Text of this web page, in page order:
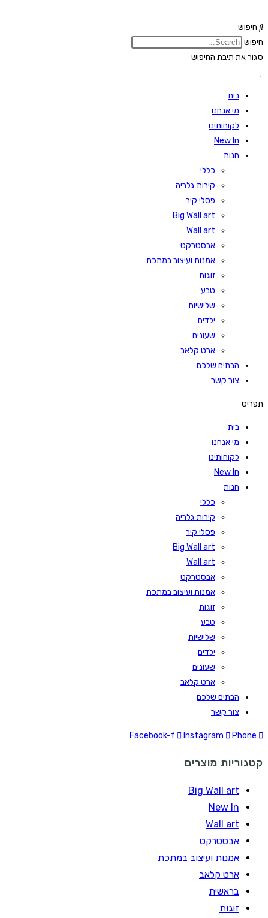
to
content
חיפוש
חיפוש
סגור את תיבת החיפוש
בית
מי אנחנו
לקוחותינו
New In
חנות
כללי
קירות גלריה
פסלי קיר
Big Wall art
Wall art
אבסטרקט
אמנות ועיצוב במתכת
זוגות
טבע
שלישיות
ילדים
שעונים
ארט קלאב
הבתים שלכם
צור קשר
תפריט
בית
מי אנחנו
לקוחותינו
New In
חנות
כללי
קירות גלריה
פסלי קיר
Big Wall art
Wall art
אבסטרקט
אמנות ועיצוב במתכת
זוגות
טבע
שלישיות
ילדים
שעונים
ארט קלאב
הבתים שלכם
צור קשר
Facebook-f Instagram Phone
קטגוריות מוצרים
Big Wall art
New In
Wall art
אבסטרקט
אמנות ועיצוב במתכת
ארט קלאב
בראשית
זוגות